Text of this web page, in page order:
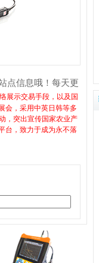
点信息哦！每天更
展示交易手段，以及国
会，采用中英日韩等多
，突出宣传国家农业产
台，致力于成为永不落